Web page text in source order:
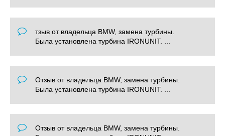
тзыв от владельца BMW, замена турбины.
Была установлена турбина IRONUNIT. ...
Отзыв от владельца BMW, замена турбины.
Была установлена турбина IRONUNIT. ...
Отзыв от владельца BMW, замена турбины.